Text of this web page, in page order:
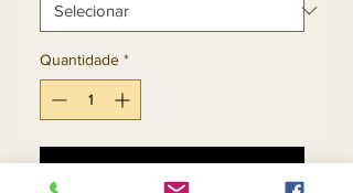
Quantidade *
Adicionar ao carrinho